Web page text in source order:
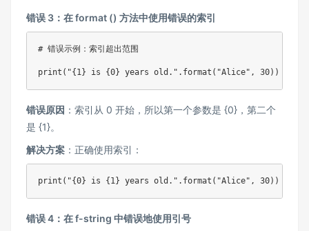
错误 3：在 format () 方法中使用错误的索引
# 错误示例：索引超出范围
print ( "{1} is {0} years old." . format ( "Alice" , 30) )
错误原因 ：索引从 0 开始，所以第一个参数是 {0}，第二个
是 {1}。
解决方案 ：正确使用索引：
print ( "{0} is {1} years old." . format ( "Alice" , 30) )
错误 4：在 f-string 中错误地使用引号